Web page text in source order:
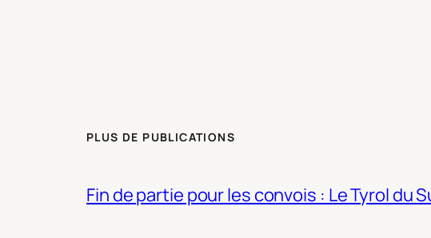
PLUS DE PUBLICATIONS
Fin de partie pour les convois : Le Tyrol du